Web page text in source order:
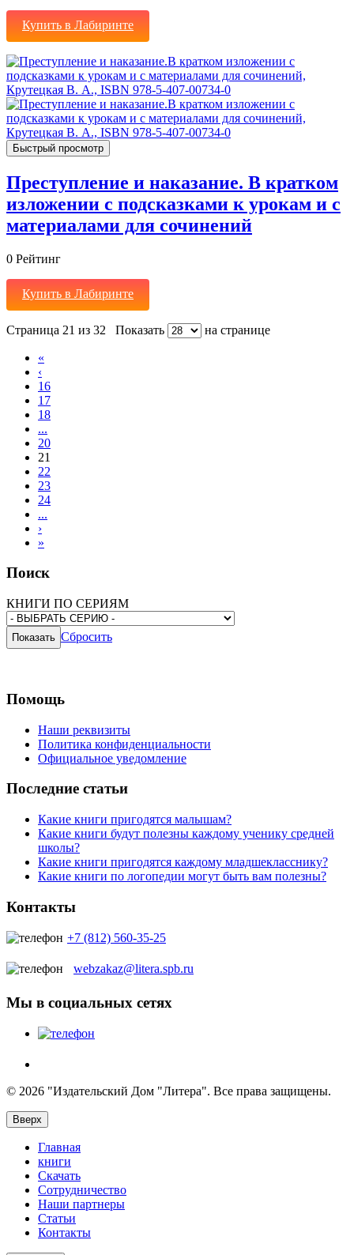
Купить в Лабиринте
Быстрый просмотр
Преступление и наказание. В кратком
изложении с подсказками к урокам и с
материалами для сочинений
0 Рейтинг
Купить в Лабиринте
Страница 21 из 32 Показать на странице
«
‹
16
17
18
...
20
21
22
23
24
...
›
»
Поиск
КНИГИ ПО СЕРИЯМ
Сбросить
Помощь
Наши реквизиты
Политика конфиденциальности
Официальное уведомление
Последние статьи
Какие книги пригодятся малышам?
Какие книги будут полезны каждому ученику средней
школы?
Какие книги пригодятся каждому младшекласснику?
Какие книги по логопедии могут быть вам полезны?
Контакты
+7 (812) 560-35-25
webzakaz@litera.spb.ru
Мы в социальных сетях
© 2026 "Издательский Дом "Литера". Все права защищены.
Вверх
Главная
книги
Скачать
Сотрудничество
Наши партнеры
Статьи
Контакты